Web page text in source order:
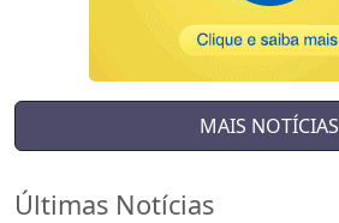
MAIS NOTÍCIAS
Últimas Notícias